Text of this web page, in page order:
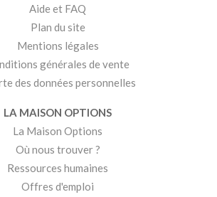
Aide et FAQ
Plan du site
Mentions légales
générales de vente
des données personnelles
LA MAISON OPTIONS
La Maison Options
Où nous trouver ?
Ressources humaines
Offres d'emploi